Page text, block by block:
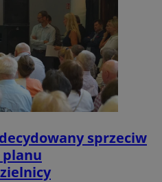
sprzeciw
planu